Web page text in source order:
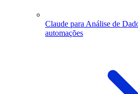
Claude para Análise de
automações